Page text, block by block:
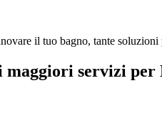
il tuo bagno, tante
servizi per